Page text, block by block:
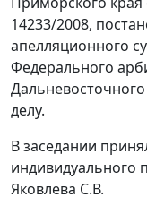
14233/2008,
апелляционного
Федерального
делу.
В заседании
индивидуального
Яковлева С.В.